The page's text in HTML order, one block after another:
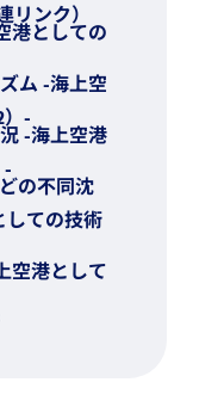
ンク）
港としての
ム -海上空
-
-海上空港
の不同沈
ての技術
空港として